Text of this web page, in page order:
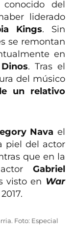
del
liderado
Kings. Sin
se remontan
en
. Tras el
del músico
un relativo
Nava el
piel del actor
que en la
Gabriel
visto en War
Foto: Especial